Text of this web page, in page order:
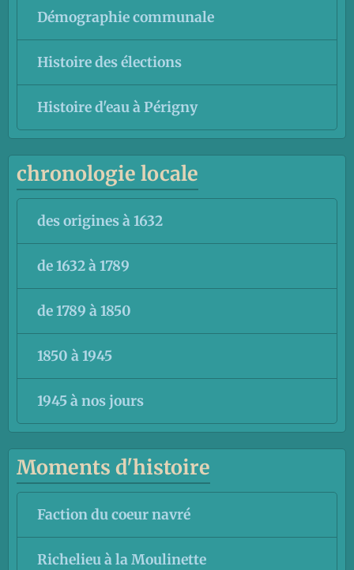
Démographie communale
Histoire des élections
Histoire d'eau à Périgny
chronologie locale
des origines à 1632
de 1632 à 1789
de 1789 à 1850
1850 à 1945
1945 à nos jours
Moments d'histoire
Faction du coeur navré
Richelieu à la Moulinette